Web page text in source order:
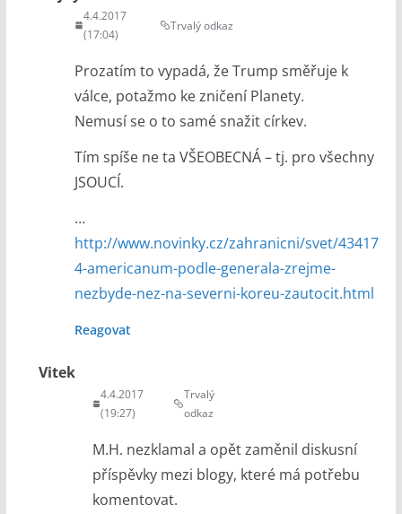
4.4.2017
(17:04)
Trvalý odkaz
Prozatím to vypadá, že Trump směřuje k
válce, potažmo ke zničení Planety.
Nemusí se o to samé snažit církev.
Tím spíše ne ta VŠEOBECNÁ – tj. pro všechny
JSOUCÍ.
…
http://www.novinky.cz/zahranicni/svet/43417
4-americanum-podle-generala-zrejme-
nezbyde-nez-na-severni-koreu-zautocit.html
Reagovat
Vitek
4.4.2017
(19:27)
Trvalý
odkaz
M.H. nezklamal a opět zaměnil diskusní
příspěvky mezi blogy, které má potřebu
komentovat.